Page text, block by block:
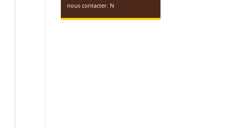
nous contacter. N